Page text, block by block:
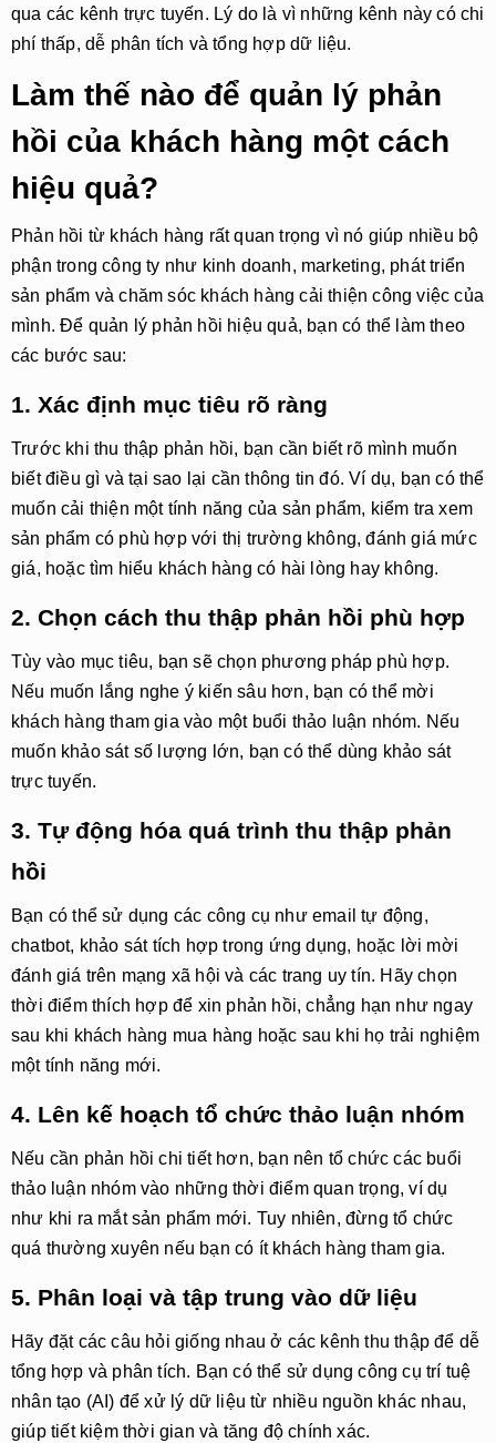
qua các kênh trực tuyến. Lý do là vì những kênh này có chi
phí thấp, dễ phân tích và tổng hợp dữ liệu.
Làm thế nào để quản lý phản
hồi của khách hàng một cách
hiệu quả?
Phản hồi từ khách hàng rất quan trọng vì nó giúp nhiều bộ
phận trong công ty như kinh doanh, marketing, phát triển
sản phẩm và chăm sóc khách hàng cải thiện công việc của
mình. Để quản lý phản hồi hiệu quả, bạn có thể làm theo
các bước sau:
1. Xác định mục tiêu rõ ràng
Trước khi thu thập phản hồi, bạn cần biết rõ mình muốn
biết điều gì và tại sao lại cần thông tin đó. Ví dụ, bạn có thể
muốn cải thiện một tính năng của sản phẩm, kiểm tra xem
sản phẩm có phù hợp với thị trường không, đánh giá mức
giá, hoặc tìm hiểu khách hàng có hài lòng hay không.
2. Chọn cách thu thập phản hồi phù hợp
Tùy vào mục tiêu, bạn sẽ chọn phương pháp phù hợp.
Nếu muốn lắng nghe ý kiến sâu hơn, bạn có thể mời
khách hàng tham gia vào một buổi thảo luận nhóm. Nếu
muốn khảo sát số lượng lớn, bạn có thể dùng khảo sát
trực tuyến.
3. Tự động hóa quá trình thu thập phản
hồi
Bạn có thể sử dụng các công cụ như email tự động,
chatbot, khảo sát tích hợp trong ứng dụng, hoặc lời mời
đánh giá trên mạng xã hội và các trang uy tín. Hãy chọn
thời điểm thích hợp để xin phản hồi, chẳng hạn như ngay
sau khi khách hàng mua hàng hoặc sau khi họ trải nghiệm
một tính năng mới.
4. Lên kế hoạch tổ chức thảo luận nhóm
Nếu cần phản hồi chi tiết hơn, bạn nên tổ chức các buổi
thảo luận nhóm vào những thời điểm quan trọng, ví dụ
như khi ra mắt sản phẩm mới. Tuy nhiên, đừng tổ chức
quá thường xuyên nếu bạn có ít khách hàng tham gia.
5. Phân loại và tập trung vào dữ liệu
Hãy đặt các câu hỏi giống nhau ở các kênh thu thập để dễ
tổng hợp và phân tích. Bạn có thể sử dụng công cụ trí tuệ
nhân tạo (AI) để xử lý dữ liệu từ nhiều nguồn khác nhau,
giúp tiết kiệm thời gian và tăng độ chính xác.